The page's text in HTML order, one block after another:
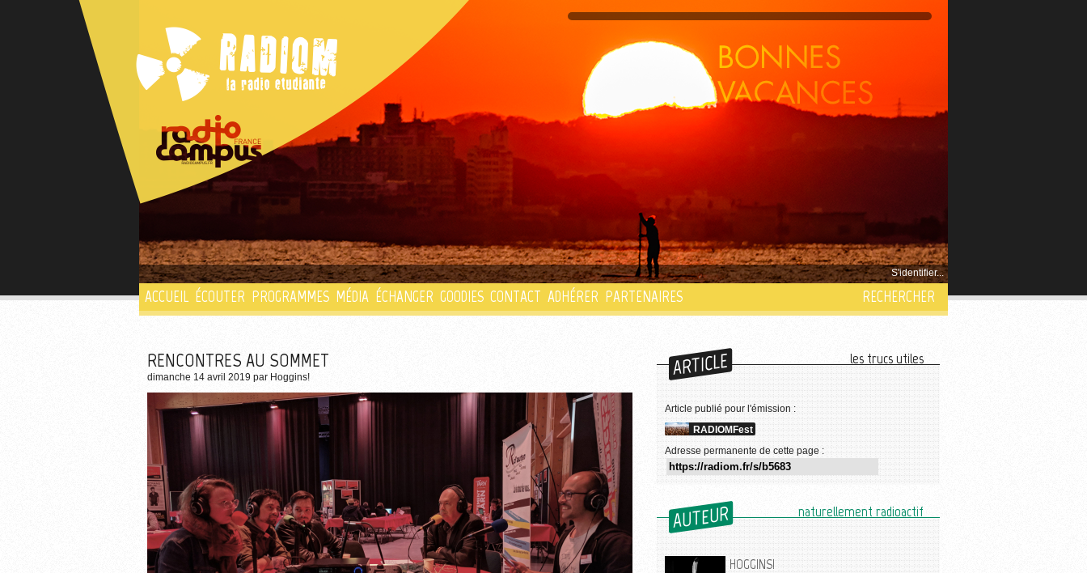
S'identifier...
ACCUEIL ÉCOUTER PROGRAMMES MÉDIA ÉCHANGER GOODIES CONTACT ADHÉRER PARTENAIRES RECHERCHER
RENCONTRES AU SOMMET
dimanche 14 avril 2019 par Hoggins! ARTICLE les trucs utiles
Article publié pour l'émission :
RADIOMFest
Adresse permanente de cette page :
AUTEUR naturellement radioactif
HOGGINS!